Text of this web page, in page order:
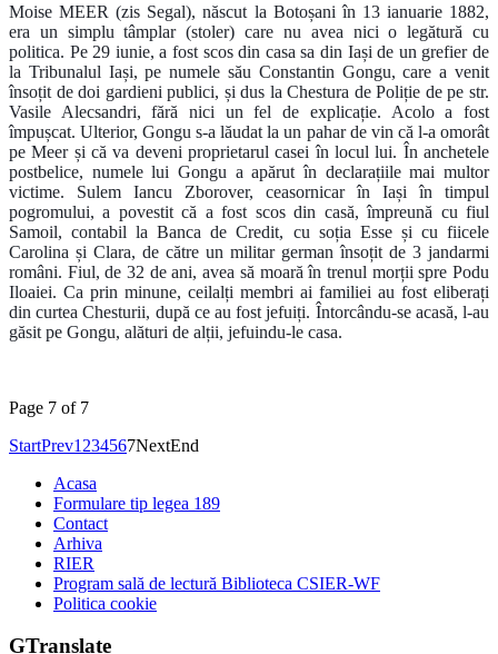
Moise MEER (zis Segal), născut la Botoșani în 13 ianuarie 1882,
era un simplu tâmplar (stoler) care nu avea nici o legătură cu
politica. Pe 29 iunie, a fost scos din casa sa din Iași de un grefier de
la Tribunalul Iași, pe numele său Constantin Gongu, care a venit
însoțit de doi gardieni publici, și dus la Chestura de Poliție de pe str.
Vasile Alecsandri, fără nici un fel de explicație. Acolo a fost
împușcat. Ulterior, Gongu s-a lăudat la un pahar de vin că l-a omorât
pe Meer și că va deveni proprietarul casei în locul lui. În anchetele
postbelice, numele lui Gongu a apărut în declarațiile mai multor
victime. Sulem Iancu Zborover, ceasornicar în Iași în timpul
pogromului, a povestit că a fost scos din casă, împreună cu fiul
Samoil, contabil la Banca de Credit, cu soția Esse și cu fiicele
Carolina și Clara, de către un militar german însoțit de 3 jandarmi
români. Fiul, de 32 de ani, avea să moară în trenul morții spre Podu
Iloaiei. Ca prin minune, ceilalți membri ai familiei au fost eliberați
din curtea Chesturii, după ce au fost jefuiți. Întorcându-se acasă, l-au
găsit pe Gongu, alături de alții, jefuindu-le casa.
Page 7 of 7
StartPrev1 234567NextEnd
Acasa
Formulare tip legea 189
Contact
Arhiva
RIER
Program sală de lectură Biblioteca CSIER-WF
Politica cookie
GTranslate